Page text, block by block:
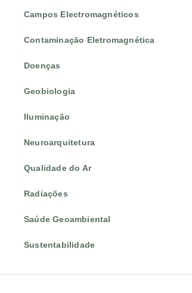
Campos Electromagnéticos
Contaminação Eletromagnética
Doenças
Geobiologia
Iluminação
Neuroarquitetura
Qualidade do Ar
Radiações
Saúde Geoambiental
Sustentabilidade